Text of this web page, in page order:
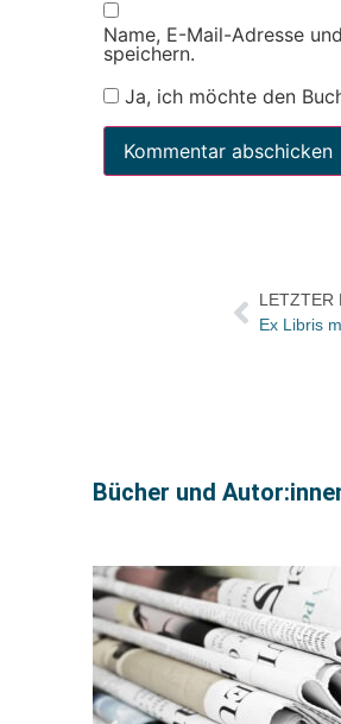
Name, E-Mail-Adresse
speichern.
Ja, ich möchte den
LETZTER
Ex Libris
Bücher und